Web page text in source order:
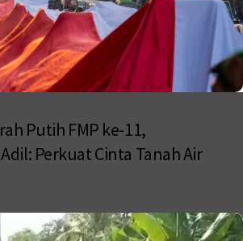
Putih FMP ke-11,
Perkuat Cinta Tanah Air